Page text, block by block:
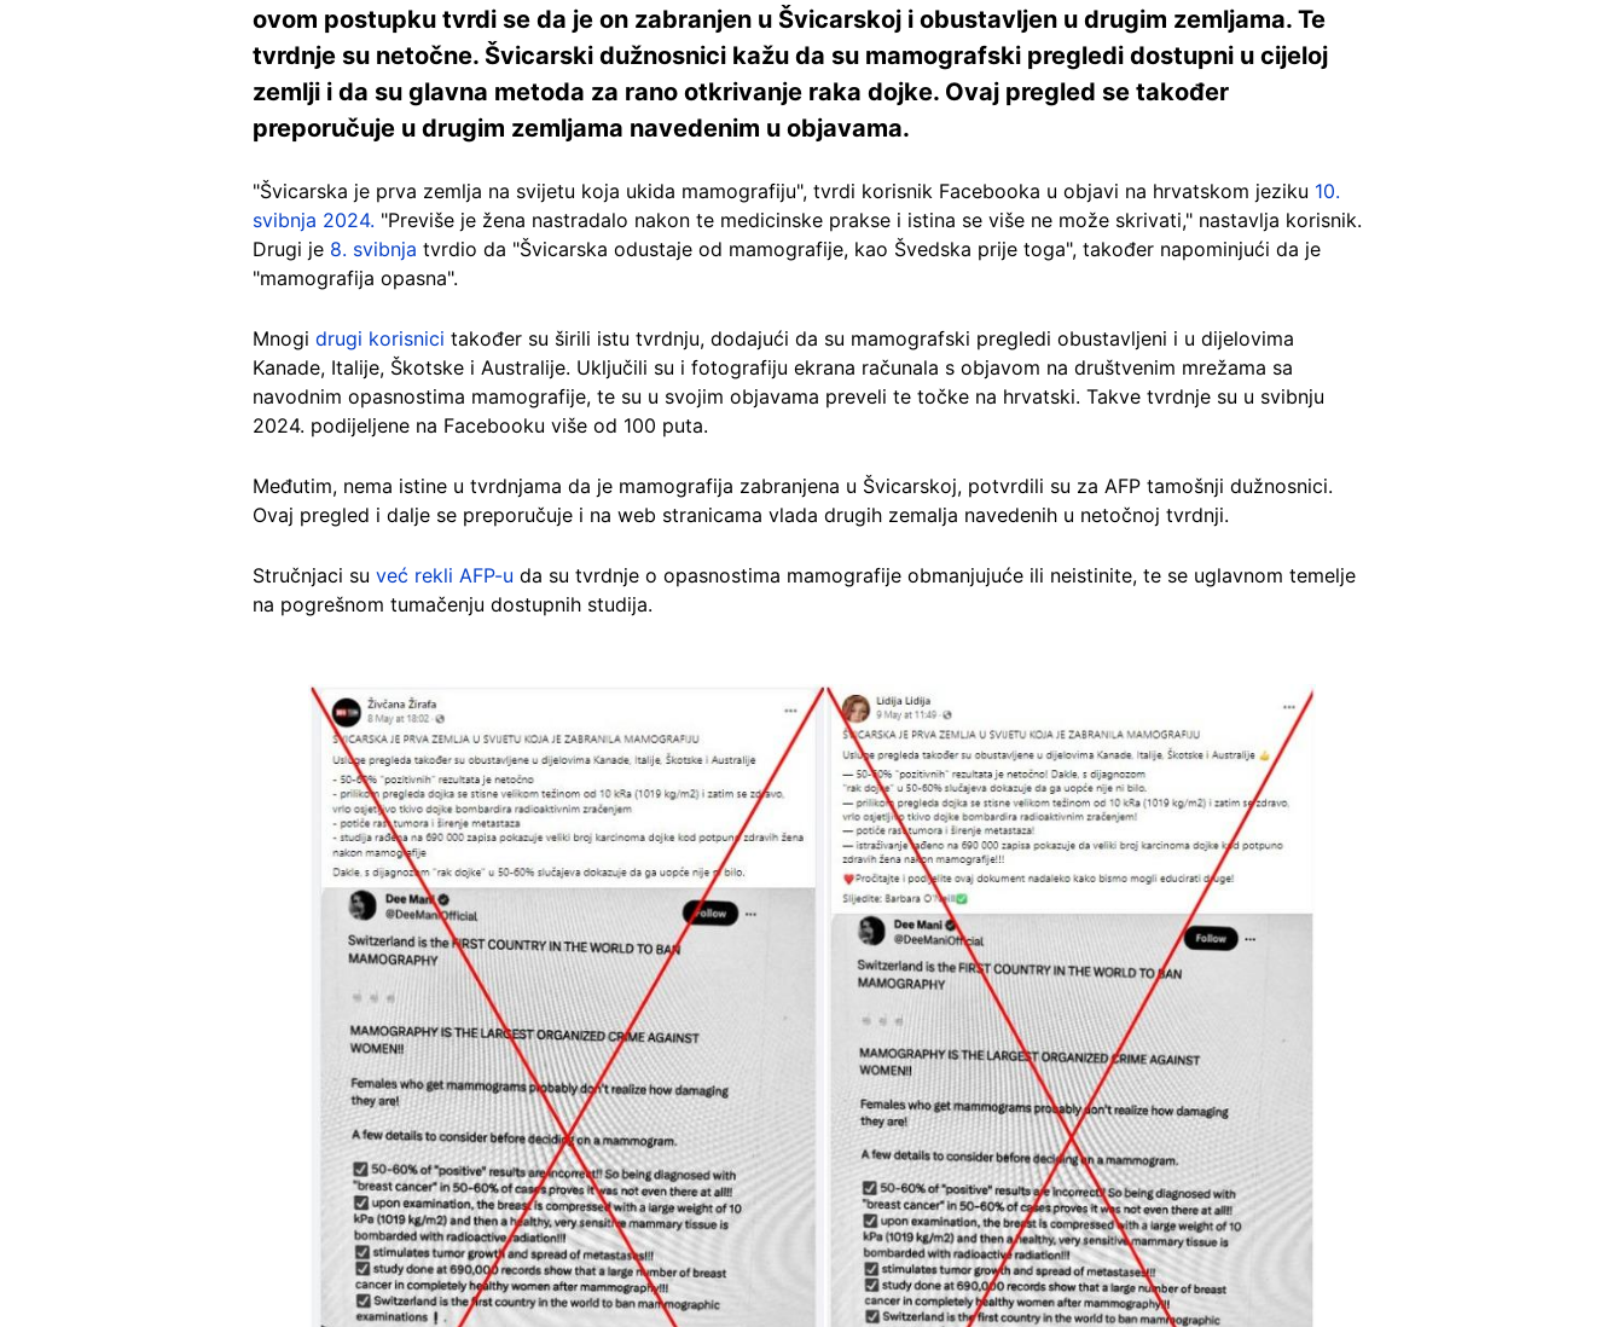
ovom postupku tvrdi se da je on zabranjen u Švicarskoj i obustavljen u drugim zemljama. Te
tvrdnje su netočne. Švicarski dužnosnici kažu da su mamografski pregledi dostupni u cijeloj
zemlji i da su glavna metoda za rano otkrivanje raka dojke. Ovaj pregled se također
preporučuje u drugim zemljama navedenim u objavama.
"Švicarska je prva zemlja na svijetu koja ukida mamografiju", tvrdi korisnik Facebooka u objavi na hrvatskom jeziku 10.
svibnja 2024. "Previše je žena nastradalo nakon te medicinske prakse i istina se više ne može skrivati," nastavlja korisnik.
Drugi je 8. svibnja tvrdio da "Švicarska odustaje od mamografije, kao Švedska prije toga", također napominjući da je
"mamografija opasna".
Mnogi drugi korisnici također su širili istu tvrdnju, dodajući da su mamografski pregledi obustavljeni i u dijelovima
Kanade, Italije, Škotske i Australije. Uključili su i fotografiju ekrana računala s objavom na društvenim mrežama sa
navodnim opasnostima mamografije, te su u svojim objavama preveli te točke na hrvatski. Takve tvrdnje su u svibnju
2024. podijeljene na Facebooku više od 100 puta.
Međutim, nema istine u tvrdnjama da je mamografija zabranjena u Švicarskoj, potvrdili su za AFP tamošnji dužnosnici.
Ovaj pregled i dalje se preporučuje i na web stranicama vlada drugih zemalja navedenih u netočnoj tvrdnji.
Stručnjaci su već rekli AFP-u da su tvrdnje o opasnostima mamografije obmanjujuće ili neistinite, te se uglavnom temelje
na pogrešnom tumačenju dostupnih studija.